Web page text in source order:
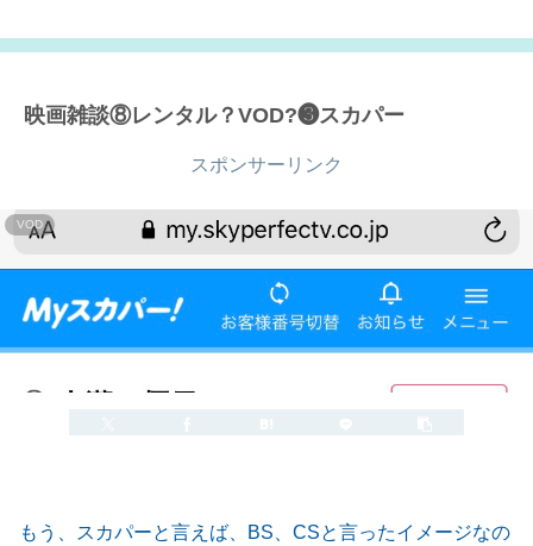
映画雑談⑧レンタル？VOD?❸スカパー
スポンサーリンク
VOD
2020.03.28
もう、スカパーと言えば、BS、CSと言ったイメージなの